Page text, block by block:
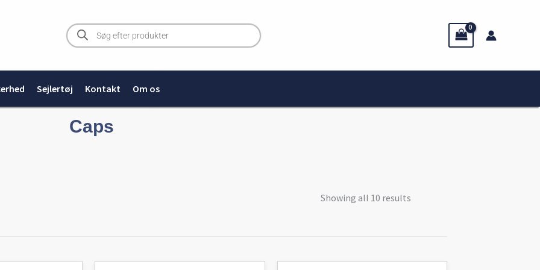
Products
search
Sejlertøj Kontakt Om os
Caps
Showing all 10 results